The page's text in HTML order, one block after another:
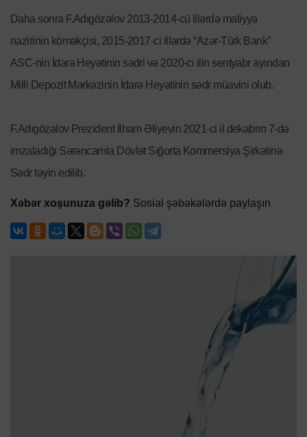
Daha sonra F.Adıgözəlov 2013-2014-cü illərdə maliyyə
nazirinin köməkçisi, 2015-2017-ci illərdə “Azər-Türk Bank”
ASC-nin İdarə Heyətinin sədri və 2020-ci ilin sentyabr ayından
Milli Depozit Mərkəzinin İdarə Heyətinin sədr müavini olub.
F.Adıgözəlov Prezident İlham Əliyevin 2021-ci il dekabrın 7-də
imzaladığı Sərəncamla Dövlət Sığorta Kommersiya Şirkətinə
Sədr təyin edilib.
Xəbər xoşunuza gəlib? Sosial şəbəkələrdə paylaşın